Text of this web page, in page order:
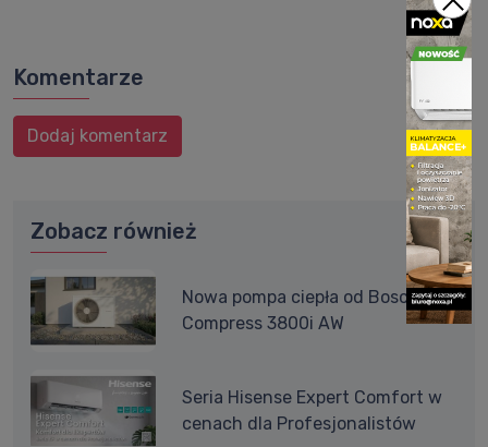
Komentarze
Dodaj komentarz
Zobacz również
Nowa pompa ciepła od Bosch -
Compress 3800i AW
Seria Hisense Expert Comfort w
cenach dla Profesjonalistów